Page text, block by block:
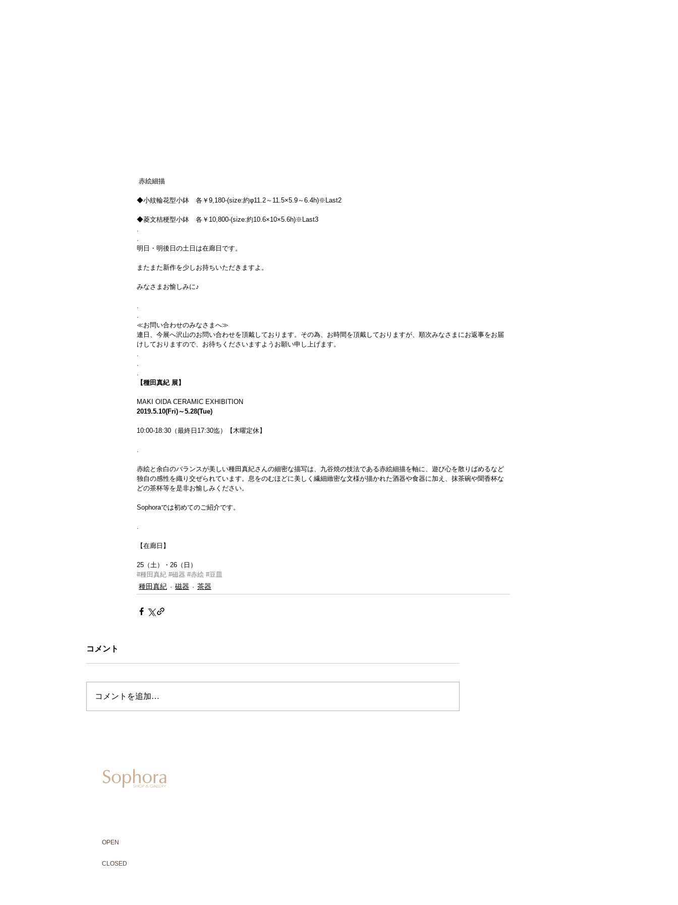
赤絵細描
◆小紋輪花型小鉢　各￥9,180-(size:約φ11.2～11.5×5.9～6.4h)※Last2
◆菱文桔梗型小鉢　各￥10,800-(size:約10.6×10×5.6h)※Last3
.
.
明日・明後日の土日は在廊日です。
またまた新作を少しお持ちいただきますよ。
みなさまお愉しみに♪
.
.
≪お問い合わせのみなさまへ≫
連日、今展へ沢山のお問い合わせを頂戴しております。その為、お時間を頂戴しておりますが、順次みなさまにお返事をお届
けしておりますので、お待ちくださいますようお願い申し上げます。
.
.
.
【種田真紀 展】
MAKI OIDA CERAMIC EXHIBITION
2019.5.10(Fri)～5.28(Tue)
10:00-18:30（最終日17:30迄）【木曜定休】
.
赤絵と余白のバランスが美しい種田真紀さんの細密な描写は、九谷焼の技法である赤絵細描を軸に、遊び心を散りばめるなど
独自の感性を織り交ぜられています。息をのむほどに美しく繊細緻密な文様が描かれた酒器や食器に加え、抹茶碗や聞香杯な
どの茶杯等を是非お愉しみください。
Sophoraでは初めてのご紹介です。
.
【在廊日】
25（土）・26（日）
#種田真紀 #磁器 #赤絵 #豆皿
種田真紀 磁器 茶器
コメント
コメントを追加…
OPEN
CLOSED